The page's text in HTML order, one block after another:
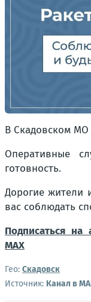
В Скадовском МО
Оперативные
готовность.
Дорогие жители
вас соблюдать
Подписаться
МАХ
Гео: Скадовск
Источник: Канал в